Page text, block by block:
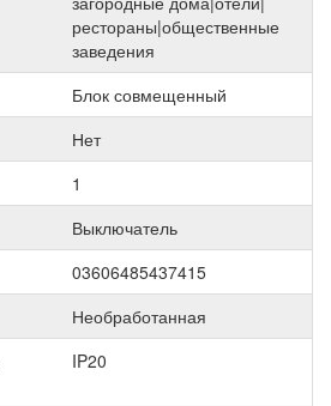
рестораны|общественные
заведения
Блок совмещенный
Нет
1
Выключатель
03606485437415
Необработанная
IP20